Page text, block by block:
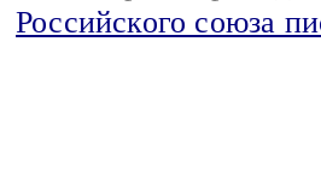
Российского союза